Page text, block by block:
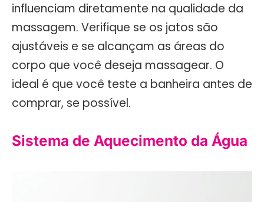
influenciam diretamente na qualidade da
massagem. Verifique se os jatos são
ajustáveis e se alcançam as áreas do
corpo que você deseja massagear. O
ideal é que você teste a banheira antes de
comprar, se possível.
Sistema de Aquecimento da Água